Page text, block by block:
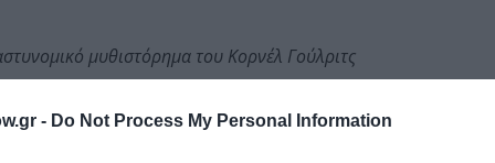
- Do Not Process My Personal Information
μυθιστόρημα του Κορνέλ Γούλριτς